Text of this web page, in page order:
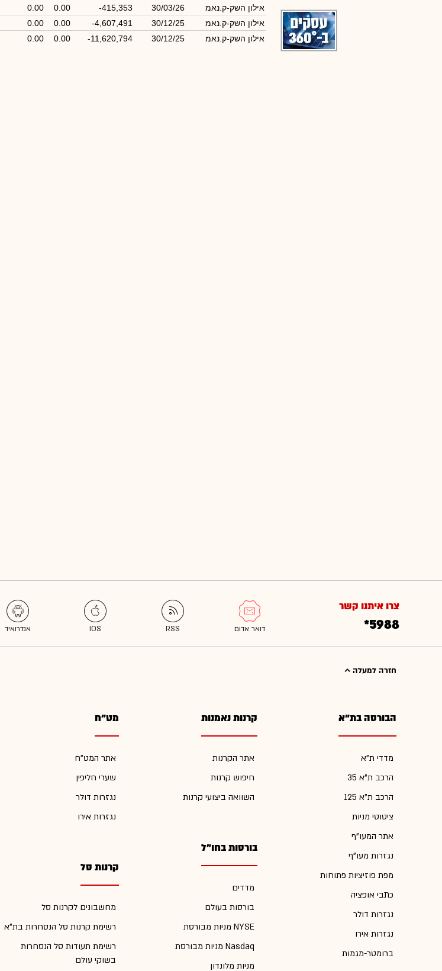
אילון השק-ק.נאמ
30/03/26
-415,353
0.00
0.00
אילון השק-ק.נאמ
30/12/25
-4,607,491
0.00
0.00
אילון השק-ק.נאמ
30/12/25
-11,620,794
0.00
0.00
צרו איתנו קשר
*5988
חזרה למעלה
הבורסה בת"א
מדדי ת"א
הרכב ת"א 35
הרכב ת"א 125
ציטוטי מניות
אתר המעו"ף
נגזרות מעו"ף
מפת פוזיציות פתוחות
כתבי אופציה
נגזרות דולר
נגזרות אירו
ברומטר-מגמות
קרנות נאמנות
אתר הקרנות
חיפוש קרנות
השוואה ביצועי קרנות
בורסות בחו"ל
מדדים
בורסות בעולם
מניות מבורסת NYSE
מניות מבורסת Nasdaq
מניות מלונדון
מט"ח
אתר המט"ח
שערי חליפין
נגזרות דולר
נגזרות אירו
קרנות סל
מחשבונים לקרנות סל
רשימת קרנות סל הנסחרות בת"א
רשימת תעודות סל הנסחרות
בשוקי עולם